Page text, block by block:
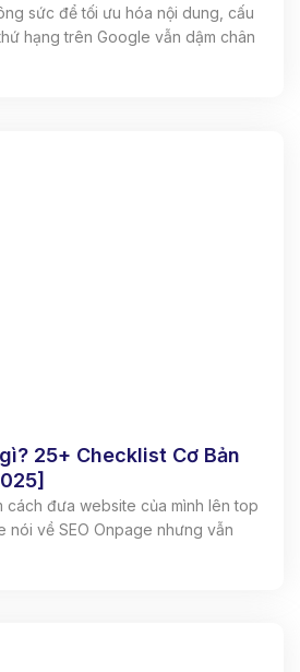
sức để tối ưu hóa nội dung, cấu
hạng trên Google vẫn dậm chân
25+ Checklist Cơ Bản
cách đưa website của mình lên top
nói về SEO Onpage nhưng vẫn